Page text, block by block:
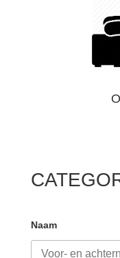
Naam